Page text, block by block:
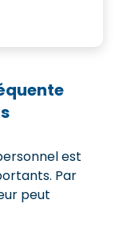
est
Par
peut